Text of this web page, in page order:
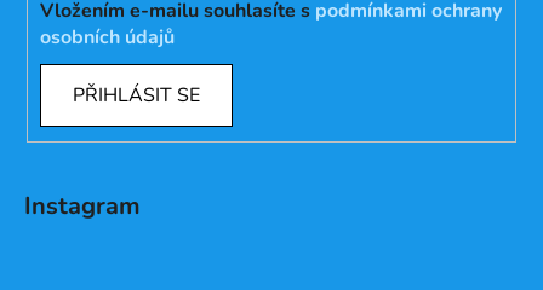
Vložením e-mailu souhlasíte s podmínkami ochrany
osobních údajů
PŘIHLÁSIT SE
Instagram